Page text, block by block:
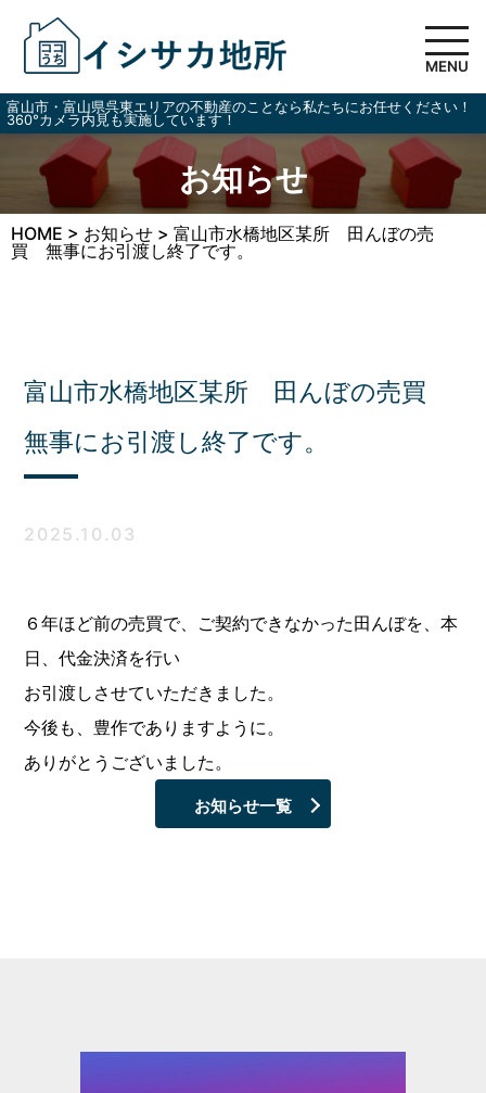
MENU
富山市・富山県呉東エリアの不動産のことなら私たちにお任せください！
360°カメラ内見も実施しています！
お知らせ
HOME > お知らせ > 富山市水橋地区某所 田んぼの売
買 無事にお引渡し終了です。
富山市水橋地区某所 田んぼの売買
無事にお引渡し終了です。
2025.10.03
６年ほど前の売買で、ご契約できなかった田んぼを、本
日、代金決済を行い
お引渡しさせていただきました。
今後も、豊作でありますように。
ありがとうございました。
お知らせ一覧